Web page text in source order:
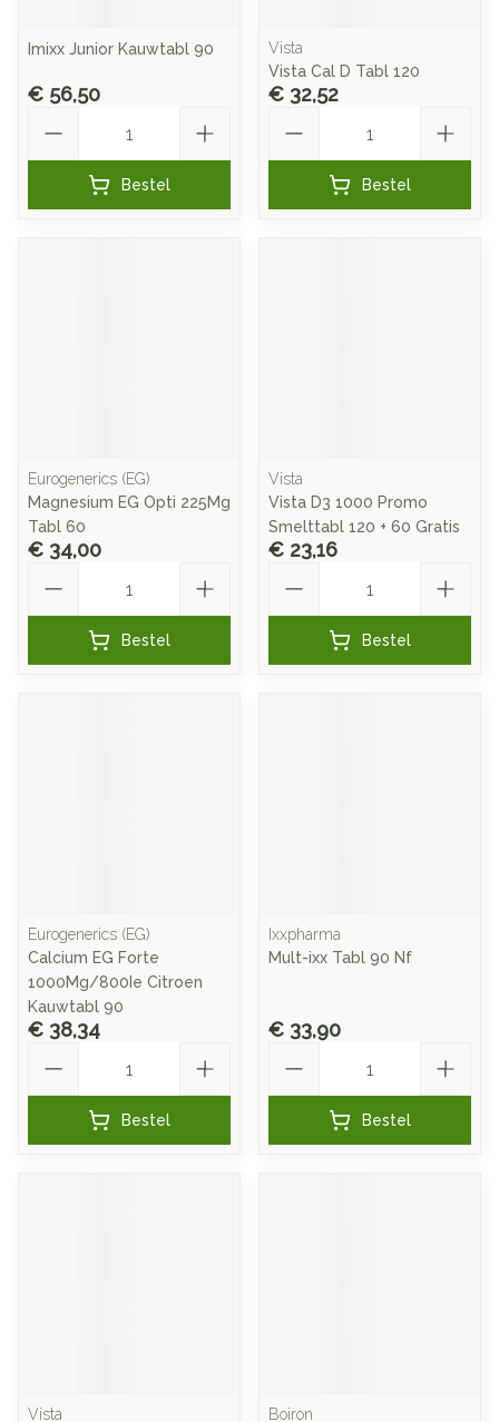
Imixx Junior Kauwtabl 90
€ 56,50
Bestel
Vista
Vista Cal D Tabl 120
€ 32,52
Bestel
Eurogenerics (EG)
Magnesium EG Opti 225Mg
Tabl 60
€ 34,00
Bestel
Vista
Vista D3 1000 Promo
Smelttabl 120 + 60 Gratis
€ 23,16
Bestel
Eurogenerics (EG)
Calcium EG Forte
1000Mg/800Ie Citroen
Kauwtabl 90
€ 38,34
Bestel
Ixxpharma
Mult-ixx Tabl 90 Nf
€ 33,90
Bestel
Vista Boiron